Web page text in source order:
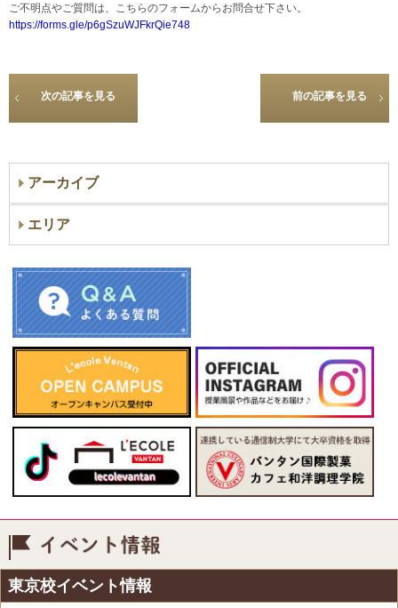
ご不明点やご質問は、こちらのフォームからお問合せ下さい。
https://forms.gle/p6gSzuWJFkrQie748
次の記事を見る 前の記事を見る
アーカイブ
エリア
東京校イベント情報